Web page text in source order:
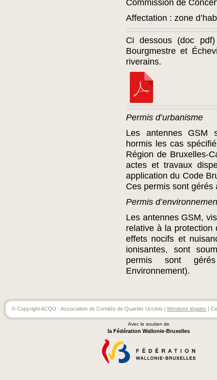
Commission de
Affectation : zone
Ci dessous (doc
Bourgmestre et
riverains.
Permis d’urbanisme
Les antennes GSM
hormis les cas
Région de Bruxelles-
actes et travaux
application du Code
Ces permis sont gérés
Permis
Les antennes GSM,
relative à la protection
effets nocifs et
ionisantes, sont
permis sont
Environnement).
© Copyright ACQU - Association de Comités de Quartier Ucclois | Mentions légales |
Avec le soutien de
la Fédération Wallonie-Bruxelles